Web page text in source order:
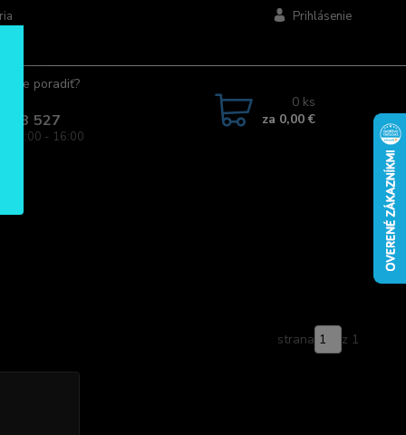
Prihlásenie
poradiť?
963 527
08:00 - 16:00
0 ks
za 0,00 €
strana z 1